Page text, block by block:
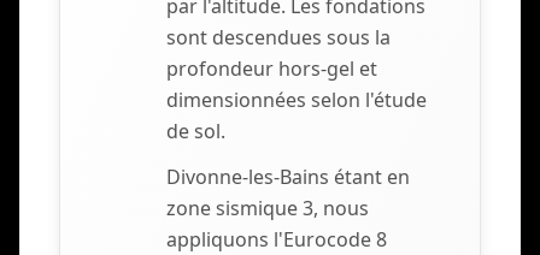
par l'altitude. Les fondations
sont descendues sous la
profondeur hors-gel et
dimensionnées selon l'étude
de sol.
Divonne-les-Bains étant en
zone sismique 3, nous
appliquons l'Eurocode 8